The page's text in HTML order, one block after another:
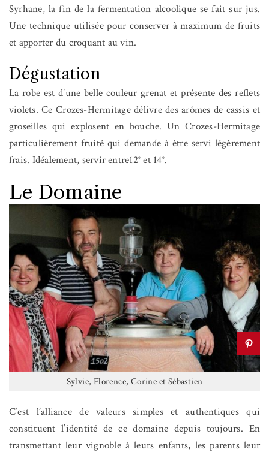
Syrhane, la fin de la fermentation alcoolique se fait sur jus.
Une technique utilisée pour conserver à maximum de fruits
et apporter du croquant au vin.
Dégustation
La robe est d’une belle couleur grenat et présente des reflets
violets. Ce Crozes-Hermitage délivre des arômes de cassis et
groseilles qui explosent en bouche. Un Crozes-Hermitage
particulièrement fruité qui demande à être servi légèrement
frais. Idéalement, servir entre12° et 14°.
Le Domaine
Sylvie, Florence, Corine et Sébastien
C’est l’alliance de valeurs simples et authentiques qui
constituent l’identité de ce domaine depuis toujours. En
transmettant leur vignoble à leurs enfants, les parents leur